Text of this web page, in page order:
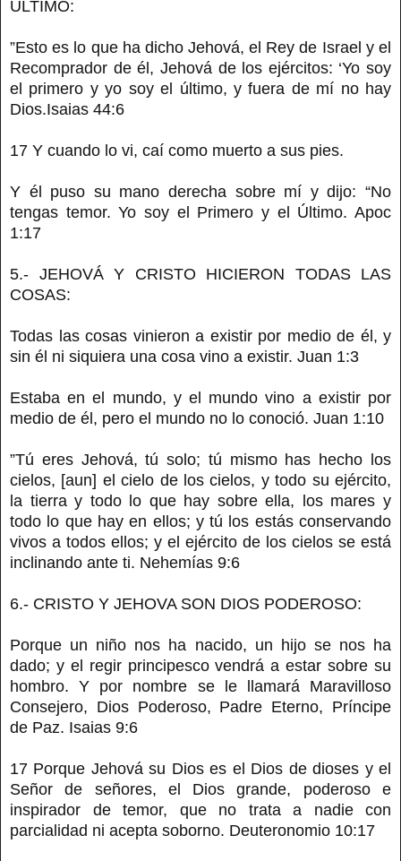
ULTIMO:
”Esto es lo que ha dicho Jehová, el Rey de Israel y el
Recomprador de él, Jehová de los ejércitos: ‘Yo soy
el primero y yo soy el último, y fuera de mí no hay
Dios.Isaias 44:6
17 Y cuando lo vi, caí como muerto a sus pies.
Y él puso su mano derecha sobre mí y dijo: “No
tengas temor. Yo soy el Primero y el Último. Apoc
1:17
5.- JEHOVÁ Y CRISTO HICIERON TODAS LAS
COSAS:
Todas las cosas vinieron a existir por medio de él, y
sin él ni siquiera una cosa vino a existir. Juan 1:3
Estaba en el mundo, y el mundo vino a existir por
medio de él, pero el mundo no lo conoció. Juan 1:10
”Tú eres Jehová, tú solo; tú mismo has hecho los
cielos, [aun] el cielo de los cielos, y todo su ejército,
la tierra y todo lo que hay sobre ella, los mares y
todo lo que hay en ellos; y tú los estás conservando
vivos a todos ellos; y el ejército de los cielos se está
inclinando ante ti. Nehemías 9:6
6.- CRISTO Y JEHOVA SON DIOS PODEROSO:
Porque un niño nos ha nacido, un hijo se nos ha
dado; y el regir principesco vendrá a estar sobre su
hombro. Y por nombre se le llamará Maravilloso
Consejero, Dios Poderoso, Padre Eterno, Príncipe
de Paz. Isaias 9:6
17 Porque Jehová su Dios es el Dios de dioses y el
Señor de señores, el Dios grande, poderoso e
inspirador de temor, que no trata a nadie con
parcialidad ni acepta soborno. Deuteronomio 10:17